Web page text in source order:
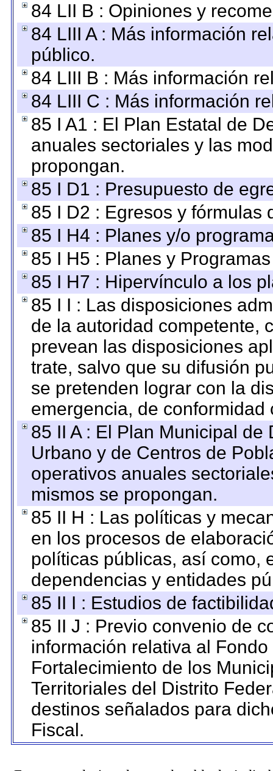
84 LII B : Opiniones y
84 LIII A : Más información
público.
84 LIII B : Más información
84 LIII C : Más información
85 I A1 : El Plan Estatal de
anuales sectoriales y las
propongan.
85 I D1 : Presupuesto de
85 I D2 : Egresos y fórmulas
85 I H4 : Planes y/o
85 I H5 : Planes y
85 I H7 : Hipervínculo a los
85 I I : Las disposiciones
de la autoridad competente,
prevean las disposiciones
trate, salvo que su difusión
se pretenden lograr con la
emergencia, de
85 II A : El Plan Municipal
Urbano y de Centros de
operativos anuales
mismos se propongan.
85 II H : Las políticas y
en los procesos de
políticas públicas, así como,
dependencias y entidades
85 II I : Estudios de
85 II J : Previo convenio de
información relativa al
Fortalecimiento de los
Territoriales del Distrito
destinos señalados para
Fiscal.